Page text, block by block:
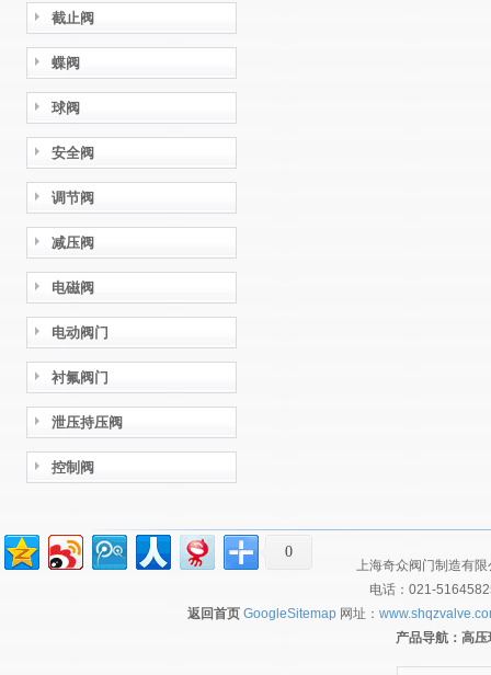
截止阀
蝶阀
球阀
安全阀
调节阀
减压阀
电磁阀
电动阀门
衬氟阀门
泄压持压阀
控制阀
0
上海奇众阀门制造有
电话：021-
返回首页 GoogleSitemap 网址：
产品导航： 高压